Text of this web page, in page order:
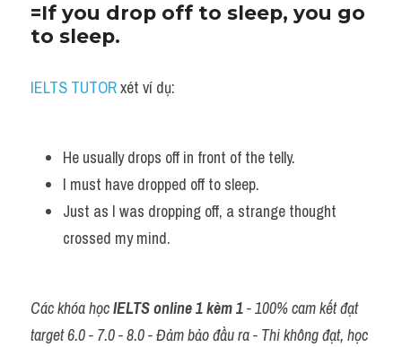
=If you drop off to sleep, you go
to sleep.
IELTS TUTOR xét ví dụ:
He usually drops off in front of the telly.
I must have dropped off to sleep.
Just as I was dropping off, a strange thought
crossed my mind.
Các khóa học IELTS online 1 kèm 1 - 100% cam kết đạt
target 6.0 - 7.0 - 8.0 - Đảm bảo đầu ra - Thi không đạt, học